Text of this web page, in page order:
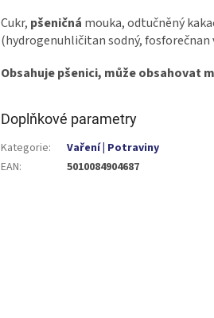
Cukr, pšeničná mouka, odtučněný
(hydrogenuhličitan sodný, fosforečnan
Obsahuje pšenici, může obsahovat
Doplňkové parametry
Kategorie:
Vaření | Potraviny
EAN: 5010084904687